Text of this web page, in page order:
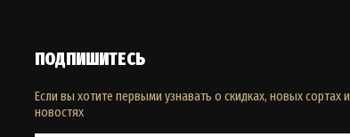
ПОДПИШИТЕСЬ
Если вы хотите первыми узнавать о скидках, новых сортах и
новостях